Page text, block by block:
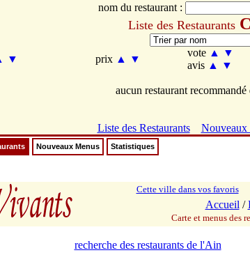
nom du restaurant :
Liste des Restaurants
▼ prix ▲ ▼
vote ▲
▼
avis ▲ ▼
aucun restaurant
Liste des Restaurants Nouveaux
Nouveaux Menus Statistiques
Cette ville dans vos favoris
Accueil /
Carte et menus des
recherche des restaurants de l'Ain